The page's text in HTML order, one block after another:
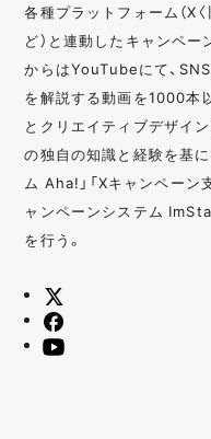
各種プラットフォーム（X
ど）と連動したキャンペ
からはYouTubeにて、
を解説する動画を1000本
とクリエイティブデザイ
の独自の知識と経験を基
ム Aha!」「Xキャンペー
ャンペーンシステム
を行う。